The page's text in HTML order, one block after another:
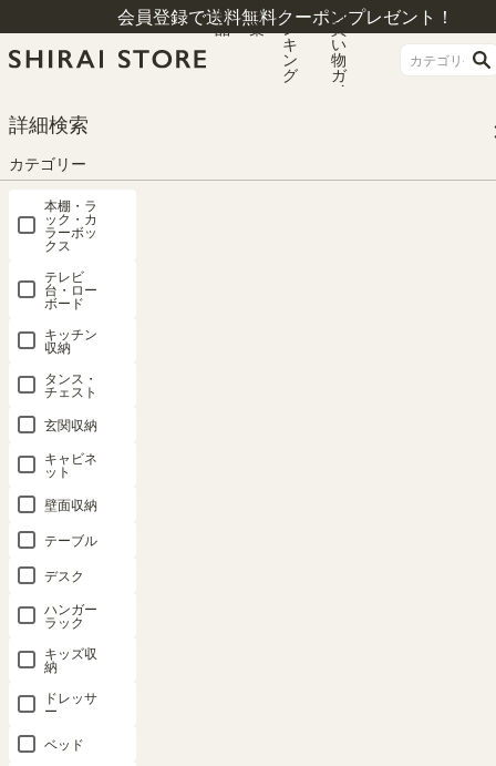
会員登録で送料無料クーポンプレゼント！
商
品
特
集
ラ
ン
キ
ン
グ
お
買
い
物
ガ
イ
詳細検索
カテゴリー
本棚・ラ
ック・カ
ラーボッ
クス
テレビ
台・ロー
ボード
キッチン
収納
タンス・
チェスト
玄関収納
キャビネ
ット
壁面収納
テーブル
デスク
ハンガー
ラック
キッズ収
納
ドレッサ
ー
ベッド
HOME カテゴリー
食器棚 幅57cm 高さ181cm ダークブラウン キッチン収納 シンプル ベアルモ B
RM-1855DGHBR
“すっきり” 毎日を晴れやかに